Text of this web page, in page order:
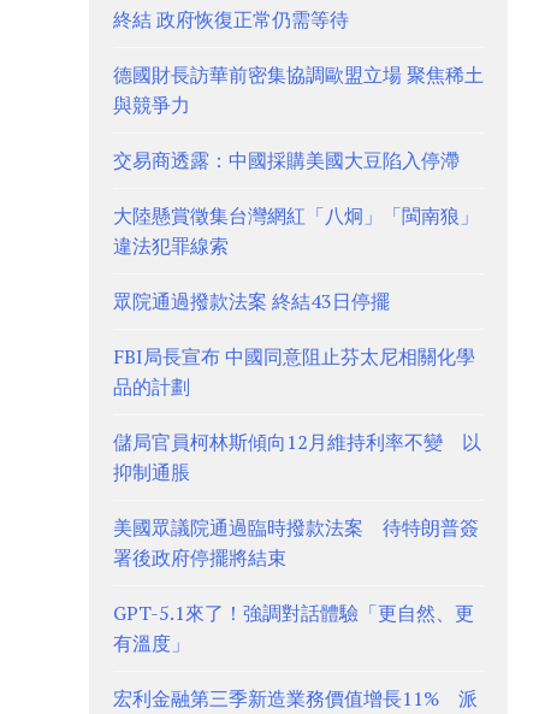
終結 政府恢復正常仍需等待
德國財長訪華前密集協調歐盟立場 聚焦稀土
與競爭力
交易商透露：中國採購美國大豆陷入停滯
大陸懸賞徵集台灣網紅「八炯」「閩南狼」
違法犯罪線索
眾院通過撥款法案 終結43日停擺
FBI局長宣布 中國同意阻止芬太尼相關化學
品的計劃
儲局官員柯林斯傾向12月維持利率不變 以
抑制通脹
美國眾議院通過臨時撥款法案 待特朗普簽
署後政府停擺將結束
GPT-5.1來了！強調對話體驗「更自然、更
有溫度」
宏利金融第三季新造業務價值增長11% 派